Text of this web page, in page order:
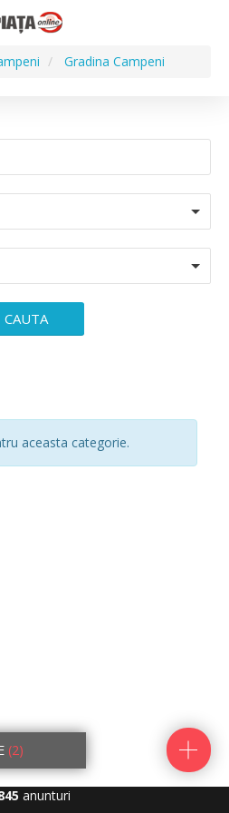
Gradina Campeni
CAUTA
aceasta categorie.
(2)
anunturi